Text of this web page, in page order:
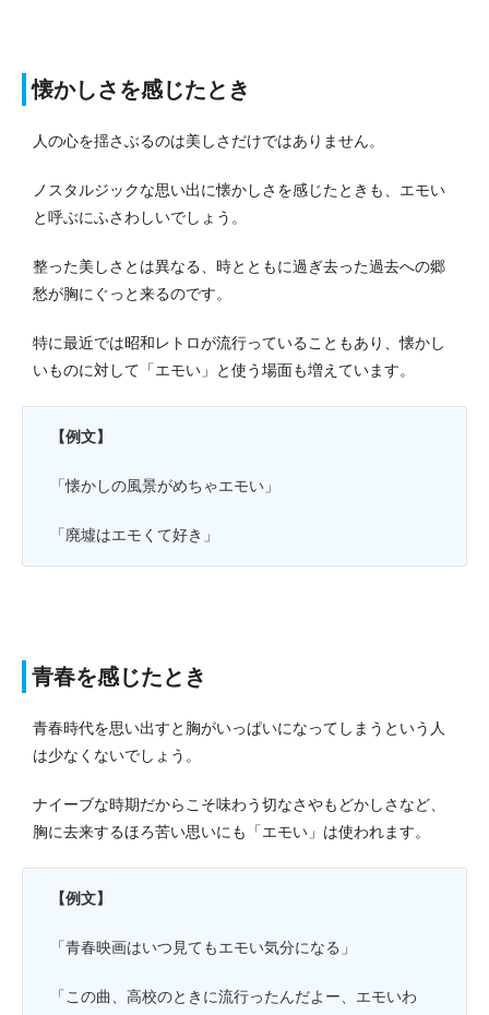
懐かしさを感じたとき
人の心を揺さぶるのは美しさだけではありません。
ノスタルジックな思い出に懐かしさを感じたときも、エモい
と呼ぶにふさわしいでしょう。
整った美しさとは異なる、時とともに過ぎ去った過去への郷
愁が胸にぐっと来るのです。
特に最近では昭和レトロが流行っていることもあり、懐かし
いものに対して「エモい」と使う場面も増えています。
【例文】
「懐かしの風景がめちゃエモい」
「廃墟はエモくて好き」
青春を感じたとき
青春時代を思い出すと胸がいっぱいになってしまうという人
は少なくないでしょう。
ナイーブな時期だからこそ味わう切なさやもどかしさなど、
胸に去来するほろ苦い思いにも「エモい」は使われます。
【例文】
「青春映画はいつ見てもエモい気分になる」
「この曲、高校のときに流行ったんだよー、エモいわ